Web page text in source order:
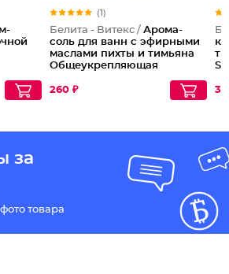
(1)
Белита - Витекс / Арома-
соль для ванн с эфирными
маслами пихты и тимьяна
Общеукрепляющая
260 ₽
за
товара